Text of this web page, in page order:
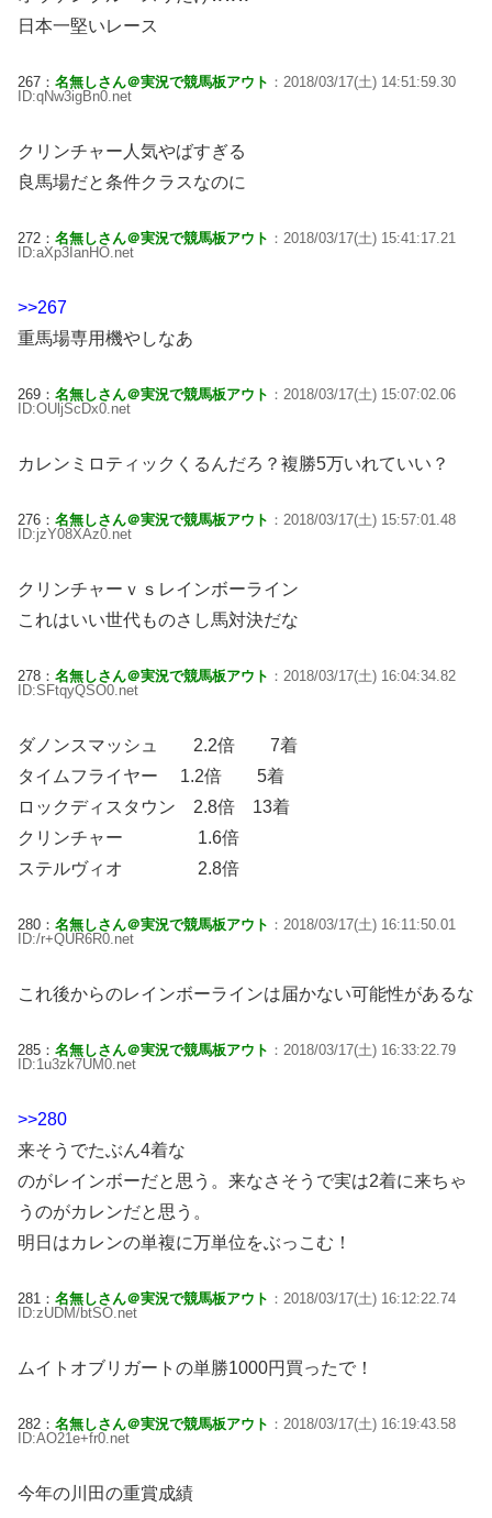
日本一堅いレース
267： 名無しさん＠実況で競馬板アウト ：2018/03/17(土) 14:51:59.30
ID:qNw3igBn0.net
クリンチャー人気やばすぎる
良馬場だと条件クラスなのに
272： 名無しさん＠実況で競馬板アウト ：2018/03/17(土) 15:41:17.21
ID:aXp3IanHO.net
>>267
重馬場専用機やしなあ
269： 名無しさん＠実況で競馬板アウト ：2018/03/17(土) 15:07:02.06
ID:OUljScDx0.net
カレンミロティックくるんだろ？複勝5万いれていい？
276： 名無しさん＠実況で競馬板アウト ：2018/03/17(土) 15:57:01.48
ID:jzY08XAz0.net
クリンチャーｖｓレインボーライン
これはいい世代ものさし馬対決だな
278： 名無しさん＠実況で競馬板アウト ：2018/03/17(土) 16:04:34.82
ID:SFtqyQSO0.net
ダノンスマッシュ 2.2倍 7着
タイムフライヤー 1.2倍 5着
ロックディスタウン 2.8倍 13着
クリンチャー 1.6倍
ステルヴィオ 2.8倍
280： 名無しさん＠実況で競馬板アウト ：2018/03/17(土) 16:11:50.01
ID:/r+QUR6R0.net
これ後からのレインボーラインは届かない可能性があるな
285： 名無しさん＠実況で競馬板アウト ：2018/03/17(土) 16:33:22.79
ID:1u3zk7UM0.net
>>280
来そうでたぶん4着な
のがレインボーだと思う。来なさそうで実は2着に来ちゃ
うのがカレンだと思う。
明日はカレンの単複に万単位をぶっこむ！
281： 名無しさん＠実況で競馬板アウト ：2018/03/17(土) 16:12:22.74
ID:zUDM/btSO.net
ムイトオブリガートの単勝1000円買ったで！
282： 名無しさん＠実況で競馬板アウト ：2018/03/17(土) 16:19:43.58
ID:AO21e+fr0.net
今年の川田の重賞成績